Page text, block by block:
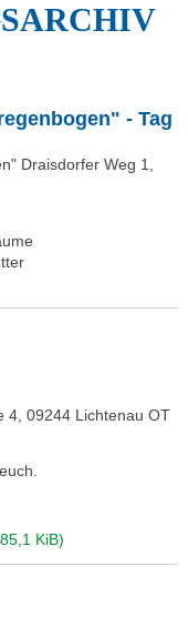
- Tag
Draisdorfer Weg 1,
4, 09244 Lichtenau OT
KiB)